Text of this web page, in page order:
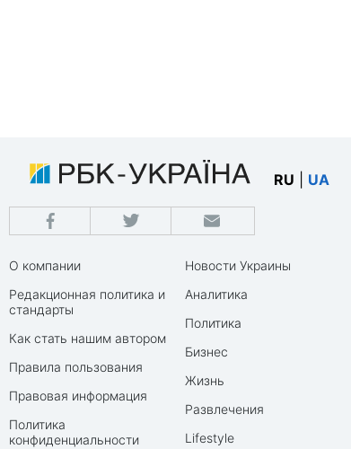
RU UA
О компании
Редакционная политика и
стандарты
Как стать нашим автором
Правила пользования
Правовая информация
Политика
конфиденциальности
Новости Украины
Аналитика
Политика
Бизнес
Жизнь
Развлечения
Lifestyle